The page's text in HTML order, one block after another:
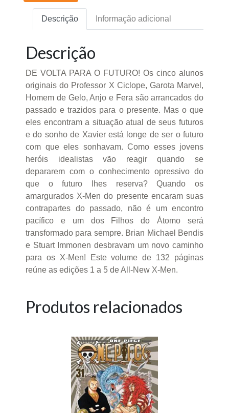
Descrição Informação adicional
Descrição
DE VOLTA PARA O FUTURO! Os cinco alunos
originais do Professor X Ciclope, Garota Marvel,
Homem de Gelo, Anjo e Fera são arrancados do
passado e trazidos para o presente. Mas o que
eles encontram a situação atual de seus futuros
e do sonho de Xavier está longe de ser o futuro
com que eles sonhavam. Como esses jovens
heróis idealistas vão reagir quando se
depararem com o conhecimento opressivo do
que o futuro lhes reserva? Quando os
amargurados X-Men do presente encaram suas
contrapartes do passado, não é um encontro
pacífico e um dos Filhos do Átomo será
transformado para sempre. Brian Michael Bendis
e Stuart Immonen desbravam um novo caminho
para os X-Men! Este volume de 132 páginas
reúne as edições 1 a 5 de All-New X-Men.
Produtos relacionados